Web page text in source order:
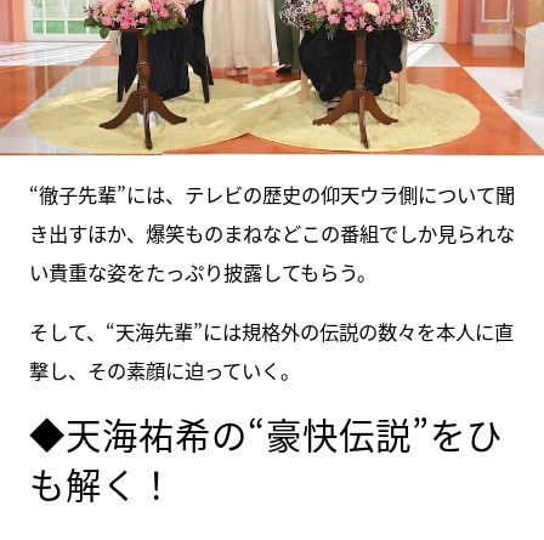
“徹子先輩”には、テレビの歴史の仰天ウラ側について聞
き出すほか、爆笑ものまねなどこの番組でしか見られな
い貴重な姿をたっぷり披露してもらう。
そして、“天海先輩”には規格外の伝説の数々を本人に直
撃し、その素顔に迫っていく。
◆天海祐希の“豪快伝説”をひ
も解く！